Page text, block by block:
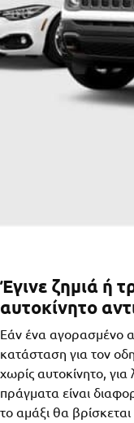
Έγινε ζημιά ή
αυτοκίνητο
Εάν ένα αγορασμένο
κατάσταση για τον
χωρίς αυτοκίνητο,
πράγματα είναι
το αμάξι θα